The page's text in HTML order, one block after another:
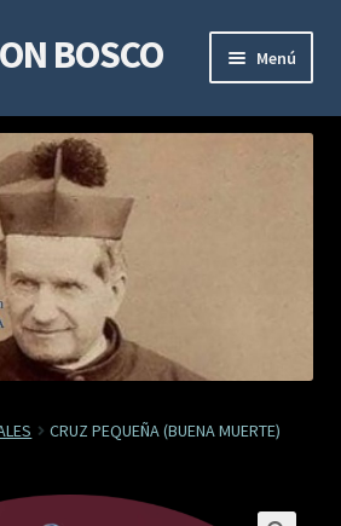
BOSCO Menú
DOCTRINA
CRUZ PEQUEÑA (BUENA MUERTE)